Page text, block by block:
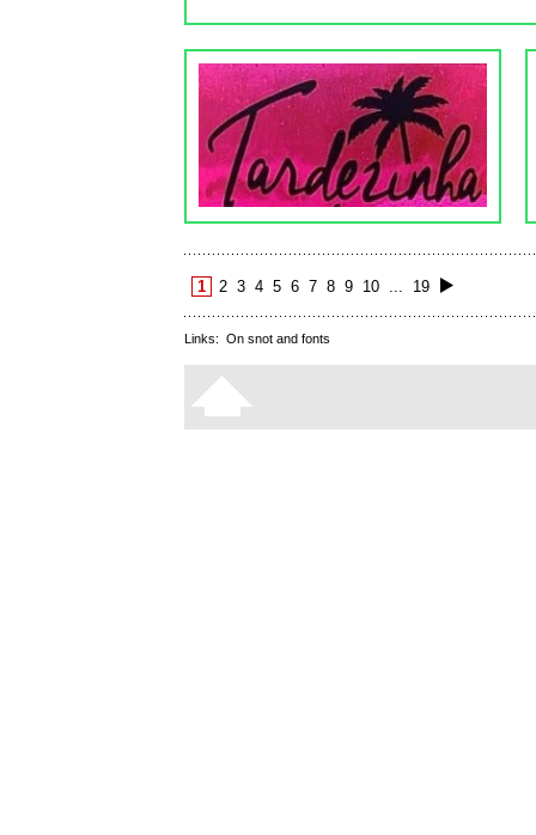
1 2 3 4 5 6 7 8 9 10 ... 19
Links: On snot and fonts